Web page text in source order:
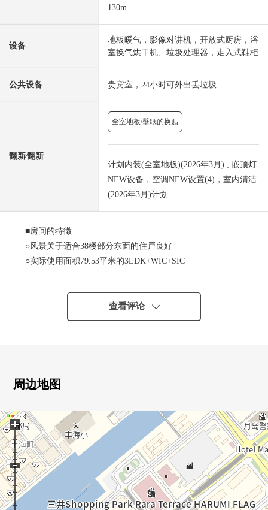
130m
设备
地板暖气，影像对讲机，开放式厨房，浴
室换气烘干机、垃圾处理器，走入式鞋柜
公共设备 贵宾室，24小时可外出丢垃圾
翻新⁄翻新
全室地板/壁纸的换贴
计划内装(全室地板)(2026年3月) , 嵌顶灯
NEW设备，空调NEW设置(4)，室内清洁
(2026年3月)计划
■房间的特徴
○风景关于适合38楼部分东面的住戸良好
○实际使用面积79.53平米的3LDK+WIC+SIC
○在约13张塌塌米客厅，从脚下啪嚓啪嚓热的地板暖气有
○约3.5张塌塌米开放式组合厨房(垃圾处理器、食器洗乾燥
機.3份炉子·碗橱有)
○ 约19.82平米纵深2m的宽敞的阳台
■一部分翻新实施(2026年3月完工)
○ Cross换新
○ 嵌顶灯设备
○ 空调设置(4)
○ 室内清洁其他
查看评论
周边地图
+